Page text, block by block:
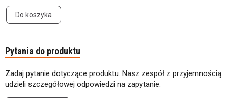
Do koszyka
Pytania do produktu
Zadaj pytanie dotyczące produktu. Nasz zespół z przyjemnością
udzieli szczegółowej odpowiedzi na zapytanie.